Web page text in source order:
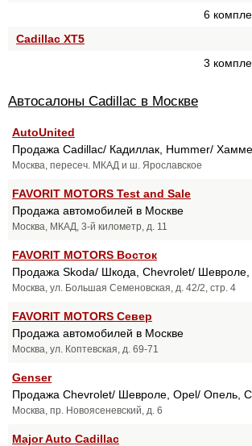
6
Cadillac XT5
3
Автосалоны Cadillac в Москве
AutoUnited
Продажа Cadillac/ Кадиллак, Hummer/
Москва, пересеч. МКАД и ш. Ярославское
FAVORIT MOTORS Test and Sale
Продажа автомобилей в Москве
Москва, МКАД, 3-й километр, д. 11
FAVORIT MOTORS Восток
Продажа Skoda/ Шкода, Chevrolet/ Шевроле,
Москва, ул. Большая Семеновская, д. 42/2, стр. 4
FAVORIT MOTORS Север
Продажа автомобилей в Москве
Москва, ул. Коптевская, д. 69-71
Genser
Продажа Chevrolet/ Шевроле, Opel/ Опель,
Москва, пр. Новоясеневский, д. 6
Major Auto Cadillaс